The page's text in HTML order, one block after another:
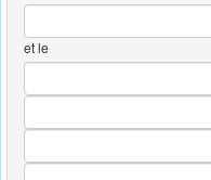
et le